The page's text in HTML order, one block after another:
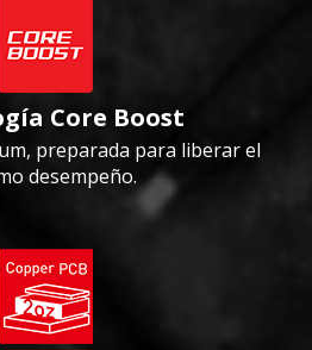
Core Boost
preparada para liberar el
desempeño.